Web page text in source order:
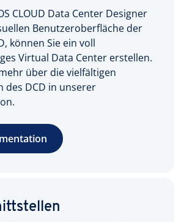
CLOUD Data Center Designer
Benutzeroberfläche der
können Sie ein voll
Virtual Data Center erstellen.
über die vielfältigen
des DCD in unserer